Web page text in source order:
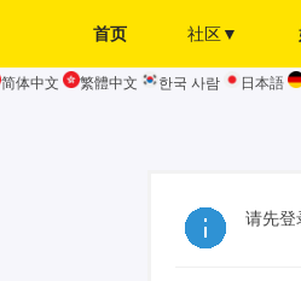
首页 社区▼
简体中文 繁體中文 한국 사람 日本語
请先登